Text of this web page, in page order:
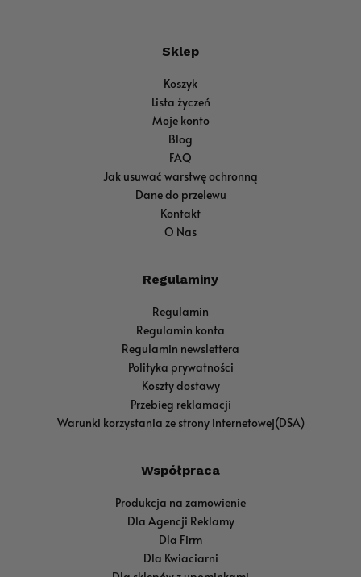
Sklep
Koszyk
Lista życzeń
Moje konto
Blog
FAQ
Jak usuwać warstwę ochronną
Dane do przelewu
Kontakt
O Nas
Regulaminy
Regulamin
Regulamin konta
Regulamin newslettera
Polityka prywatności
Koszty dostawy
Przebieg reklamacji
Warunki korzystania ze strony internetowej(DSA)
Współpraca
Produkcja na zamowienie
Dla Agencji Reklamy
Dla Firm
Dla Kwiaciarni